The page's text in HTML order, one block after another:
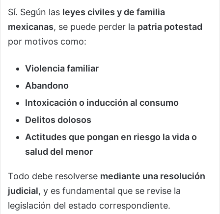
Sí. Según las leyes civiles y de familia
mexicanas, se puede perder la patria potestad
por motivos como:
Violencia familiar
Abandono
Intoxicación o inducción al consumo
Delitos dolosos
Actitudes que pongan en riesgo la vida o
salud del menor
Todo debe resolverse mediante una resolución
judicial, y es fundamental que se revise la
legislación del estado correspondiente.